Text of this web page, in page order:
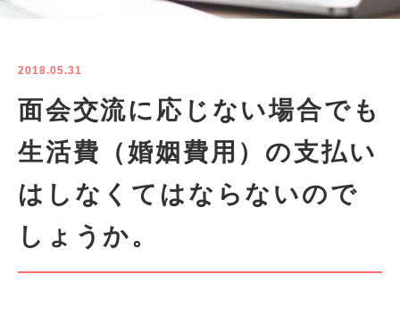
2018.05.31
面会交流に応じない場合でも
生活費（婚姻費用）の支払い
はしなくてはならないので
しょうか。